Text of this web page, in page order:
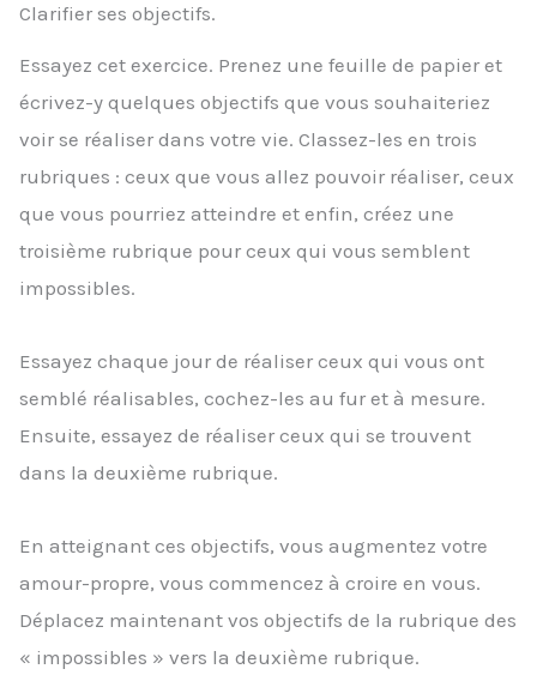
Clarifier ses objectifs.
Essayez cet exercice. Prenez une feuille de papier et
écrivez-y quelques objectifs que vous souhaiteriez
voir se réaliser dans votre vie. Classez-les en trois
rubriques : ceux que vous allez pouvoir réaliser, ceux
que vous pourriez atteindre et enfin, créez une
troisième rubrique pour ceux qui vous semblent
impossibles.
Essayez chaque jour de réaliser ceux qui vous ont
semblé réalisables, cochez-les au fur et à mesure.
Ensuite, essayez de réaliser ceux qui se trouvent
dans la deuxième rubrique.
En atteignant ces objectifs, vous augmentez votre
amour-propre, vous commencez à croire en vous.
Déplacez maintenant vos objectifs de la rubrique des
« impossibles » vers la deuxième rubrique.